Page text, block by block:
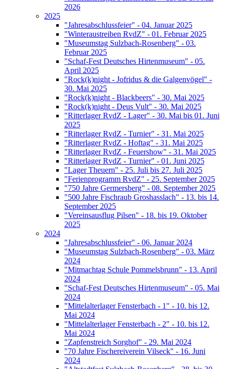
2026
2025
"Jahresabschlussfeier" - 04. Januar 2025
"Winteraustreiben RvdZ" - 01. Februar 2025
"Museumstag Sulzbach-Rosenberg" - 03.
Februar 2025
"Schaf-Fest Deutsches Hirtenmuseum" - 05.
April 2025
"Rock(k)night - Jofridus & die Galgenvögel" -
30. Mai 2025
"Rock(k)night - Blackbeers" - 30. Mai 2025
"Rock(k)night - Deus Vult" - 30. Mai 2025
"Ritterlager RvdZ - Lager" - 30. Mai bis 01. Juni
2025
"Ritterlager RvdZ - Turnier" - 31. Mai 2025
"Ritterlager RvdZ - Hoftag" - 31. Mai 2025
"Ritterlager RvdZ - Feuershow" - 31. Mai 2025
"Ritterlager RvdZ - Turnier" - 01. Juni 2025
"Lager Theuern" - 25. Juli bis 27. Juli 2025
"Ferienprogramm RvdZ" - 25. September 2025
"750 Jahre Germersberg" - 08. September 2025
"500 Jahre Fischraub Groshasslach" - 13. bis 14.
September 2025
"Vereinsausflug Pilsen" - 18. bis 19. Oktober
2025
2024
"Jahresabschlussfeier" - 06. Januar 2024
"Museumstag Sulzbach-Rosenberg" - 03. März
2024
"Mitmachtag Schule Pommelsbrunn" - 13. April
2024
"Schaf-Fest Deutsches Hirtenmuseum" - 05. Mai
2024
"Mittelalterlager Fensterbach - 1" - 10. bis 12.
Mai 2024
"Mittelalterlager Fensterbach - 2" - 10. bis 12.
Mai 2024
"Zapfenstreich Sorghof" - 29. Mai 2024
"70 Jahre Fischereiverein Vilseck" - 16. Juni
2024